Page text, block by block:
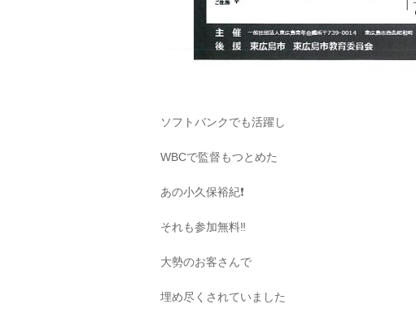
ソフトバンクでも活躍し
WBCで監督もつとめた
あの小久保裕紀❗️
それも参加無料‼️
大勢のお客さんで
埋め尽くされていました